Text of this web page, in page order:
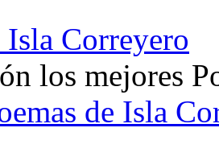
Isla Correyero
los mejores
de Isla